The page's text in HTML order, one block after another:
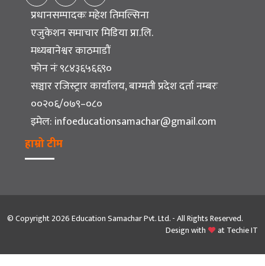
प्रधानसम्पादकः महेश तिमल्सिना
एजुकेशन समाचार मिडिया प्रा.लि.
मध्यबानेश्वर काठमाडौं
फोन नंः ९८४३६५६६९०
सञ्चार रजिस्ट्रार कार्यालय, बाग्मती प्रदेश दर्ता नम्बरः
००२०६/०७९–०८०
इमेल: infoeducationsamachar@gmail.com
हाम्रो टीम
© Copyright 2026 Education Samachar Pvt. Ltd. - All Rights Reserved.
Design with
atTechie IT